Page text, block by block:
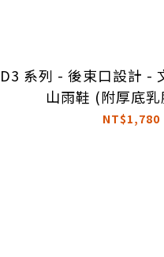
D3 系列 - 後束口設計 -
山雨鞋 (附厚底
NT$1,780